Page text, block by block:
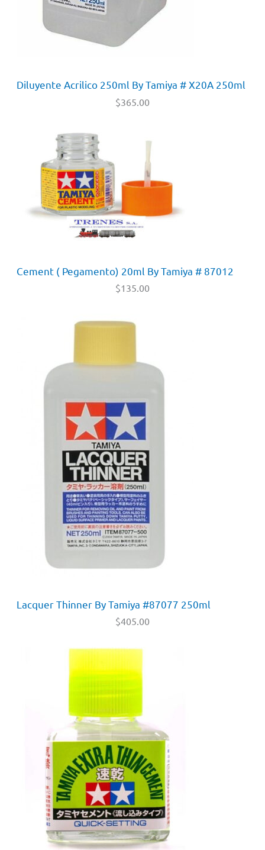
Diluyente Acrilico 250ml By Tamiya # X20A 250ml
$365.00
Cement ( Pegamento) 20ml By Tamiya # 87012
$135.00
Lacquer Thinner By Tamiya #87077 250ml
$405.00